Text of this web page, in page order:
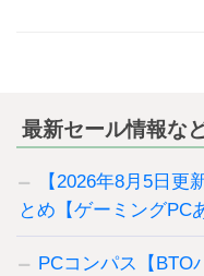
最新セール情報な
【2026年8月5日更
とめ【ゲーミングPC
PCコンパス【BTO